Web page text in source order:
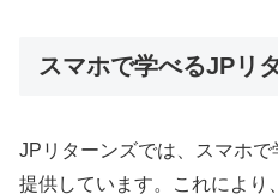
スマホで学べるJPリ
JPリターンズでは、スマホ
提供しています。これにより